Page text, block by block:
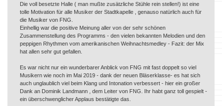
Die voll besetzte Halle ( man mußte zusätzliche Stühle rein stellen!) ist eine
tolle Motivation für alle Musiker der Stadtkapelle , genauso natürlich auch für
die Musiker von FNG.
Einhellig war die positive Meinung aller von der sehr schönen
Zusammenstellung des Programms - den vielen bekannten Melodien und den
peppigen Rhythmen vom amerikanischen Weihnachtsmedley - Fazit: der Mix
hat allen sehr gut gefallen.
Es war nicht nur ein wunderbarer Anblick von FNG mit fast doppelt so viel
Musikern wie noch im Mai 2019 - dank der neuen Bläserklasse- es hat sich
auch unglaublich viel beim Klang und Intonation verbessert - hier ein großer
Dank an Dominik Landmann , dem Leiter von FNG. Ihr habt ganz toll gespielt -
ein überschwenglicher Applaus bestätigte das.